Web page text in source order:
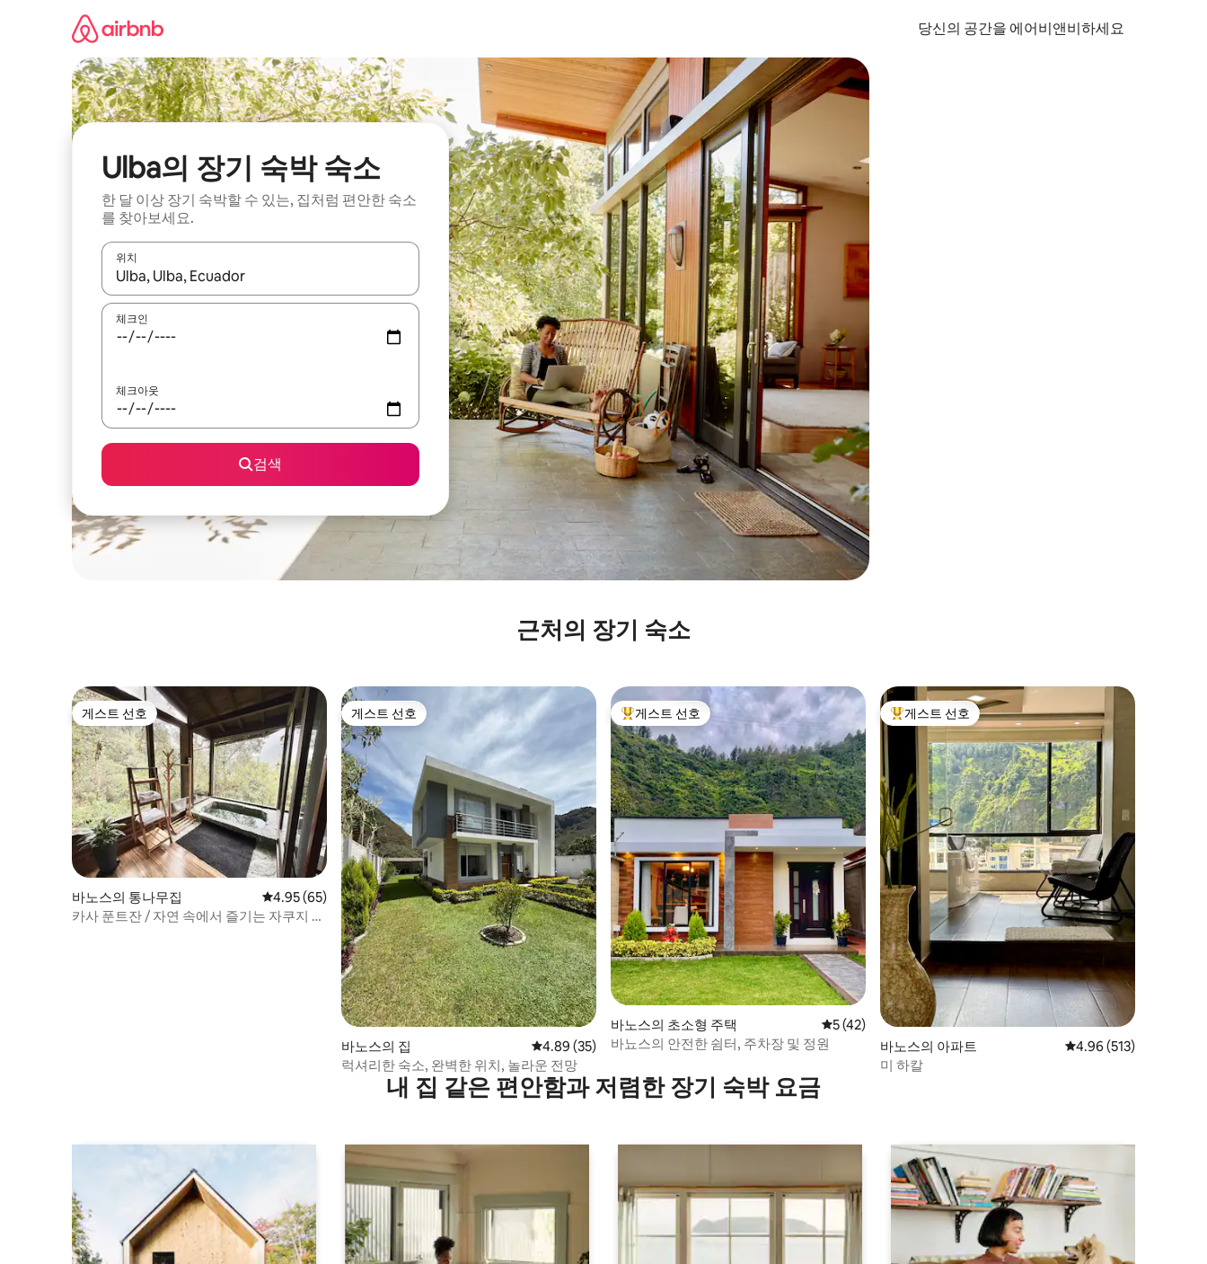
당신의 공간을 에어비앤비하세요
Ulba의 장기 숙박 숙소
한 달 이상 장기 숙박할 수 있는, 집처럼 편안한 숙소
를 찾아보세요.
위치
결과가 나오면 위·아래 화살표 키를 사용하거나 터치 또는 스와이프 동작으로 탐색하세요.
체크인
체크아웃
검색
근처의 장기 숙소
게스트 선호
게스트 선호
바노스의 통나무집 평점 4.95점(5점 만점), 후기 65개
4.95 (65)
카사 푼트잔 / 자연 속에서 즐기는 자쿠지 오
게스트 선호
게스트 선호
바노스의 집 평점 4.89점(5점 만점), 후기 35개
4.89 (35)
럭셔리한 숙소, 완벽한 위치, 놀라운 전망
상위 게스트 선호
게스트 선호
바노스의 초소형 주택 평점 5점(5점 만점), 후기 42개
5 (42)
바뇨스의 안전한 쉼터, 주차장 및 정원
상위 게스트 선호
게스트 선호
바노스의 아파트 평점 4.96점(5점 만점),
4.96 (513)
미 하칼
내 집 같은 편안함과 저렴한 장기 숙박 요금